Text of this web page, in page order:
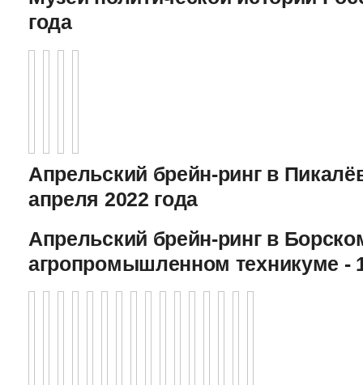
года
Апрельский брейн-ринг в
апреля 2022 года
Апрельский брейн-ринг в
агропромышленном техникуме -